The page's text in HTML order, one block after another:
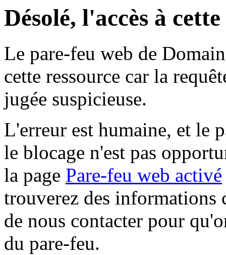
Désolé, l'accès à
Le pare-feu web de
cette ressource car la
jugée suspicieuse.
L'erreur est humaine, et le
le blocage n'est pas
la page Pare-feu web activé
trouverez des informations
de nous contacter pour
du pare-feu.